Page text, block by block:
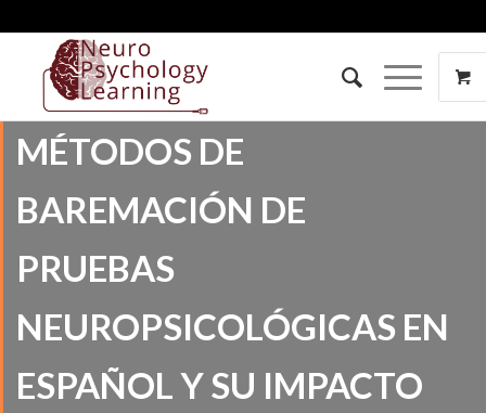
MÉTODOS DE
BAREMACIÓN DE
PRUEBAS
NEUROPSICOLÓGICAS EN
ESPAÑOL Y SU IMPACTO